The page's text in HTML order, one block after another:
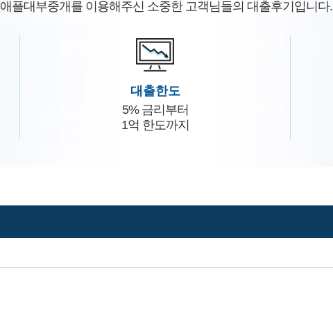
애플대부중개를 이용해주신 소중한 고객님들의 대출후기입니다.
대출한도
5% 금리부터
1억 한도까지